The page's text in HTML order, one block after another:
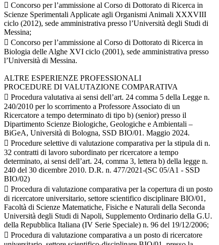
 Concorso per l’ammissione al Corso di Dottorato di Ricerca in
Scienze Sperimentali Applicate agli Organismi Animali XXXVIII
ciclo (2012), sede amministrativa presso l’Università degli Studi di
Messina;
 Concorso per l’ammissione al Corso di Dottorato di Ricerca in
Biologia delle Alghe XVI ciclo (2001), sede amministrativa presso
l’Università di Messina.
ALTRE ESPERIENZE PROFESSIONALI
PROCEDURE DI VALUTAZIONE COMPARATIVA
 Procedura valutativa ai sensi dell’art. 24 comma 5 della Legge n.
240/2010 per lo scorrimento a Professore Associato di un
Ricercatore a tempo determinato di tipo b) (senior) presso il
Dipartimento Scienze Biologiche, Geologiche e Ambientali –
BiGeA, Università di Bologna, SSD BIO/01. Maggio 2024.
 Procedure selettive di valutazione comparativa per la stipula di n.
32 contratti di lavoro subordinato per ricercatore a tempo
determinato, ai sensi dell’art. 24, comma 3, lettera b) della legge n.
240 del 30 dicembre 2010. D.R. n. 477/2021-(SC 05/A1 - SSD
BIO/02)
 Procedura di valutazione comparativa per la copertura di un posto
di ricercatore universitario, settore scientifico disciplinare BIO/01,
Facoltà di Scienze Matematiche, Fisiche e Naturali della Seconda
Università degli Studi di Napoli, Supplemento Ordinario della G.U.
della Repubblica Italiana (IV Serie Speciale) n. 96 del 19/12/2006;
 Procedura di valutazione comparativa a un posto di ricercatore